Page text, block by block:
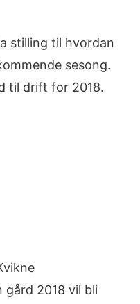
stilling til hvordan
sesong.
til drift for 2018.
gård 2018 vil bli